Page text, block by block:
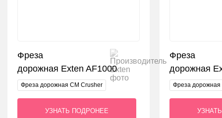
Фреза
дорожная Exten AF1000
Фреза дорожная CM Crusher
УЗНАТЬ ПОДРОНЕЕ
Фреза
дорожная
Фреза дорожная